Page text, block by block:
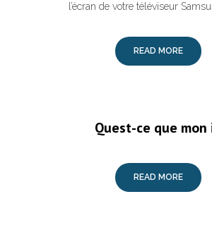
l’écran de votre téléviseur
READ MORE
Quest-ce que mon
READ MORE